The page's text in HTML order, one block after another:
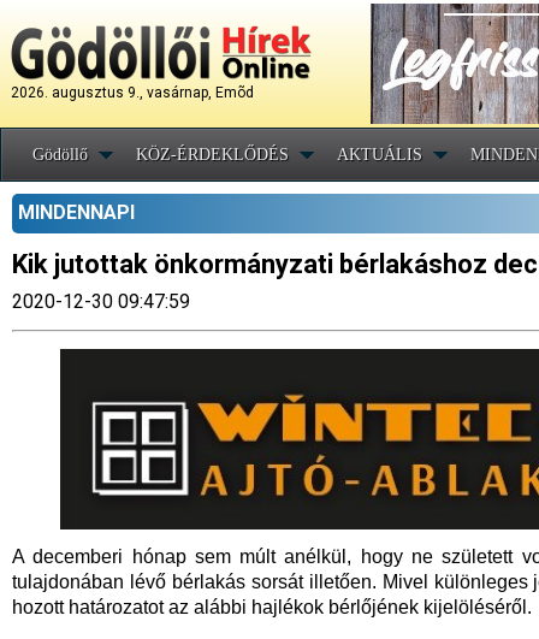
2026. augusztus 9., vasárnap, Emõd
Gödöllő KÖZ-ÉRDEKLŐDÉS AKTUÁLIS
MINDENNAPI
Kik jutottak önkormányzati bérlakáshoz
2020-12-30 09:47:59
A decemberi hónap sem múlt anélkül, hogy ne született
tulajdonában lévő bérlakás sorsát illetően. Mivel
hozott határozatot az alábbi hajlékok bérlőjének kijelöléséről.